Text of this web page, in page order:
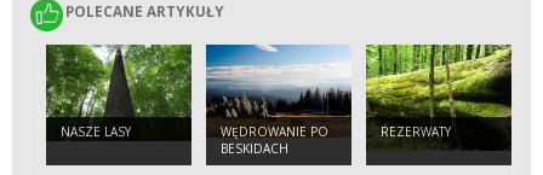
POLECANE ARTYKUŁY
POLECANE ARTYKUŁY
NASZE LASY
WĘDROWANIE PO
BESKIDACH
REZERWATY